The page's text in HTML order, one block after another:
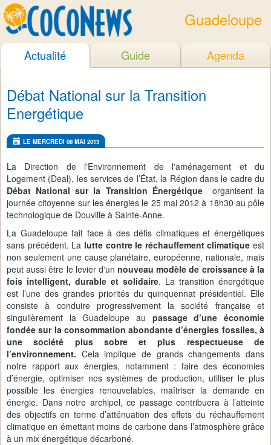
Guadeloupe
Actualité Guide Agenda
Débat National sur la Transition
Energétique
LE MERCREDI 08 MAI 2013
La Direction de l'Environnement de l'aménagement et du
Logement (Deal), les services de l’État, la Région dans le cadre du
Débat National sur la Transition Énergétiqueorganisent la
journée citoyenne sur les énergies le 25 mai 2012 à 18h30 au pôle
technologique de Douville à Sainte-Anne.
La Guadeloupe fait face à des défis climatiques et énergétiques
sans précédent. La lutte contre le réchauffement climatique est
non seulement une cause planétaire, européenne, nationale, mais
peut aussi être le levier d'unnouveau modèle de croissance à la
fois intelligent, durable et solidaire. La transition énergétique
est l’une des grandes priorités du quinquennat présidentiel. Elle
consiste à conduire progressivement la société française et
singulièrement la Guadeloupe au passage d’une économie
fondée sur la consommation abondante d’énergies fossiles, à
une société plus sobre et plus respectueuse de
l’environnement. Cela implique de grands changements dans
notre rapport aux énergies, notamment : faire des économies
d’énergie, optimiser nos systèmes de production, utiliser le plus
possible les énergies renouvelables, maîtriser la demande en
énergie. Dans notre archipel, ce passage contribuera à l’atteinte
des objectifs en terme d’atténuation des effets du réchauffement
climatique en émettant moins de carbone dans l’atmosphère grâce
à un mix énergétique décarboné.